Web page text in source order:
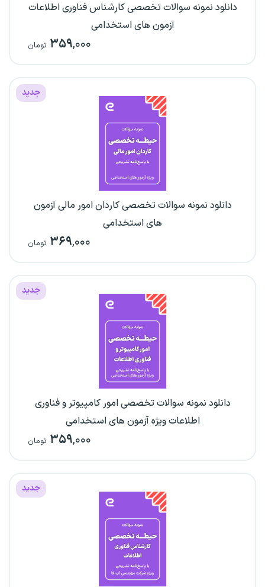
دانلود نمونه سوالات تخصصی کارشناس فناوری اطلاعات
آزمون های استخدامی
۳۵۹,۰۰۰ تومان
جدید
دانلود نمونه سوالات تخصصی کاردان امور مالی آزمون
های استخدامی
۳۶۹,۰۰۰ تومان
جدید
دانلود نمونه سوالات تخصصی امور کامپیوتر و فناوری
اطلاعات ویژه آزمون های استخدامی
۳۵۹,۰۰۰ تومان
جدید